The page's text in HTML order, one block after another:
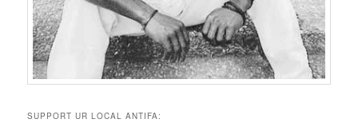
SUPPORT UR LOCAL ANTIFA: